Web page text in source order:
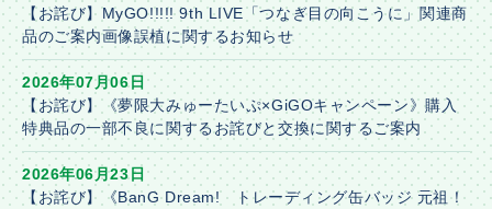
【お詫び】MyGO!!!!! 9th LIVE「つなぎ目の向こうに」関連商
品のご案内画像誤植に関するお知らせ
2026年07月06日
【お詫び】《夢限大みゅーたいぷ×GiGOキャンペーン》購入
特典品の一部不良に関するお詫びと交換に関するご案内
2026年06月23日
【お詫び】《BanG Dream! トレーディング缶バッジ 元祖！